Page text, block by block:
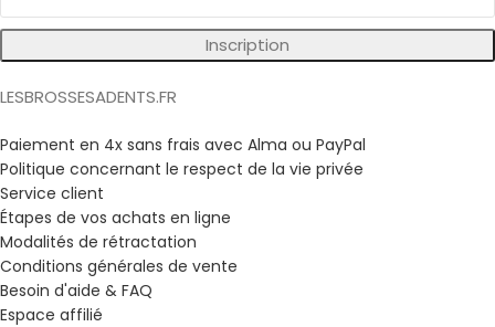
Inscription
LESBROSSESADENTS.FR
Paiement en 4x sans frais avec Alma ou PayPal
Politique concernant le respect de la vie privée
Service client
Étapes de vos achats en ligne
Modalités de rétractation
Conditions générales de vente
Besoin d'aide & FAQ
Espace affilié